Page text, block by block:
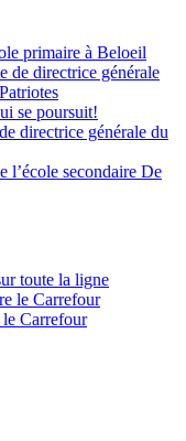
primaire à Beloeil
de directrice générale
se poursuit!
directrice générale du
l’école secondaire De
toute la ligne
le Carrefour
le Carrefour